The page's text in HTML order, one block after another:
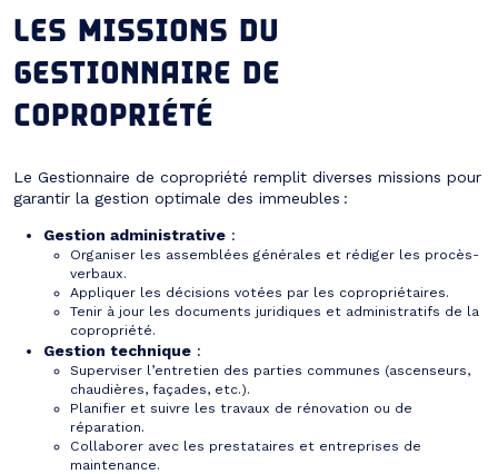
LES MISSIONS DU
GESTIONNAIRE DE
COPROPRIÉTÉ
Le Gestionnaire de copropriété remplit diverses missions pour
garantir la gestion optimale des immeubles :
Gestion administrative :
Organiser les assemblées générales et rédiger les procès-
verbaux.
Appliquer les décisions votées par les copropriétaires.
Tenir à jour les documents juridiques et administratifs de la
copropriété.
Gestion technique :
Superviser l’entretien des parties communes (ascenseurs,
chaudières, façades, etc.).
Planifier et suivre les travaux de rénovation ou de
réparation.
Collaborer avec les prestataires et entreprises de
maintenance.